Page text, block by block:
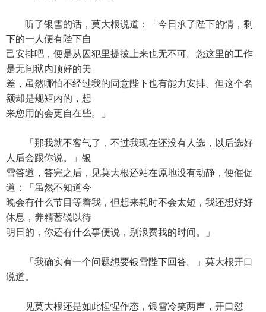
听了银雪的话，莫大根说道：「今日承了陛下的情，剩
下的一人便有陛下自
己安排吧，便是从囚犯里提拔上来也无不可。您这里的工作
是无间狱内顶好的美
差，虽然哪怕不经过我的同意陛下也有能力安排。但这个名
额却是规矩内的，想
来您用的会更自在些。」
「那我就不客气了，不过我现在还没有人选，以后选好
人后会跟你说。」银
雪答道，答完之后，见莫大根还站在原地没有动静，便催促
道：「虽然不知道今
晚会有什么节目等着我，但想来耗时不会太短，我还想好好
休息，养精蓄锐以待
明日的，你还有什么事便说，别浪费我的时间。」
「我确实有一个问题想要银雪陛下回答。」莫大根开口
说道。
见莫大根还是如此惺惺作态，银雪冷笑两声，开口怼